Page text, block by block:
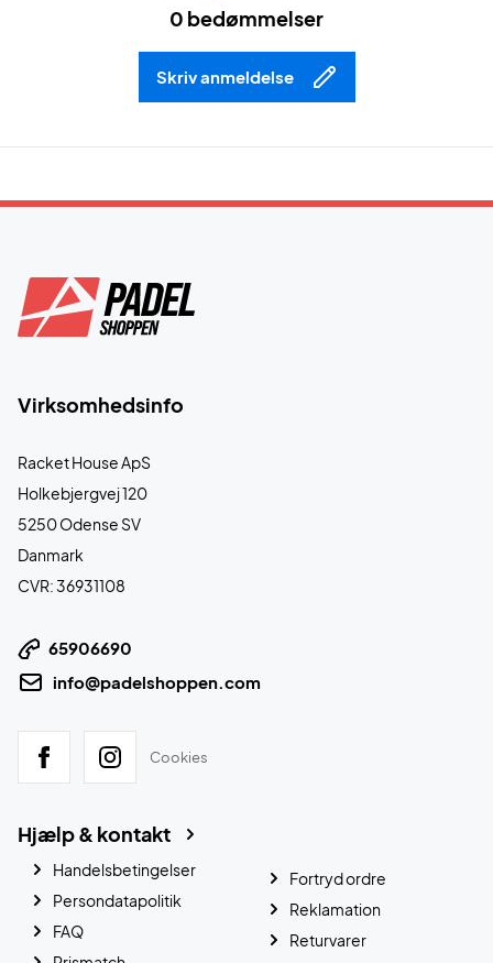
0 bedømmelser
Skriv anmeldelse
Virksomhedsinfo
Racket House ApS
Holkebjergvej 120
5250 Odense SV
Danmark
CVR: 36931108
65906690
info@padelshoppen.com
Cookies
Hjælp & kontakt
Handelsbetingelser
Persondatapolitik
FAQ
Fortryd ordre
Reklamation
Returvarer